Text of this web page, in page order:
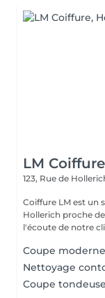
LM Coiffure
123, Rue de
Coiffure LM est un
Hollerich proche de la
l'écoute de notre
Coupe moderne
Nettoyage
Coupe tondeuse